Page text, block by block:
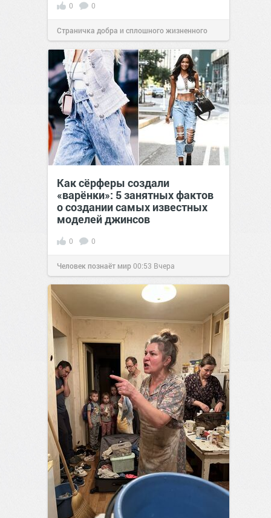
0 0
Страничка добра и сплошного жизненного
позитива!00:29Вчера
Как сёрферы создали
«варёнки»: 5 занятных фактов
о создании самых известных
моделей джинсов
0 0
Человек познаёт мир00:53 Вчера